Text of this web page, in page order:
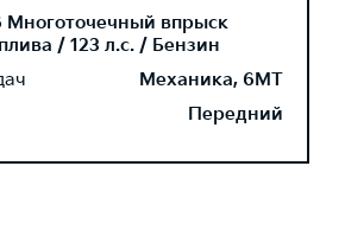
Многоточечный впрыск
/ 123 л.с. / Бензин
Механика, 6MT
Передний